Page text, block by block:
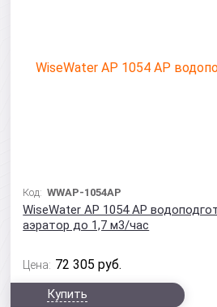
Код:WWAP-1054AP
WiseWater AP 1054 AP
аэратор до 1,7 м3/час
Цена: 72 305 руб.
Купить